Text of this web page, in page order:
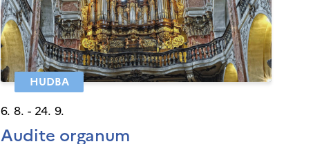
HUDBA
6. 8. - 24. 9.
Audite organum